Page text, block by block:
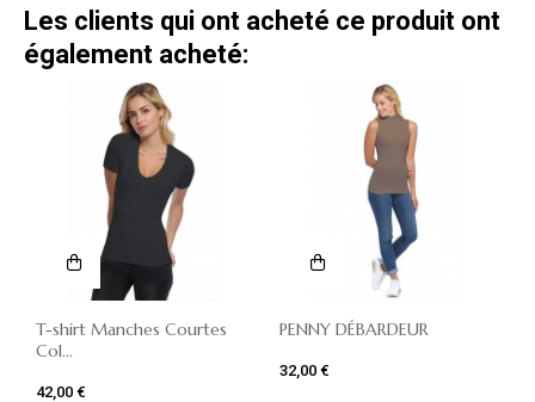
Les clients qui ont acheté ce produit ont
également acheté:
T-shirt Manches Courtes
Col...
42,00 €
PENNY DÉBARDEUR
32,00 €